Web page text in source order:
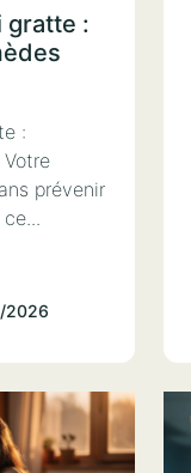
gratte :
:
prévenir
2026